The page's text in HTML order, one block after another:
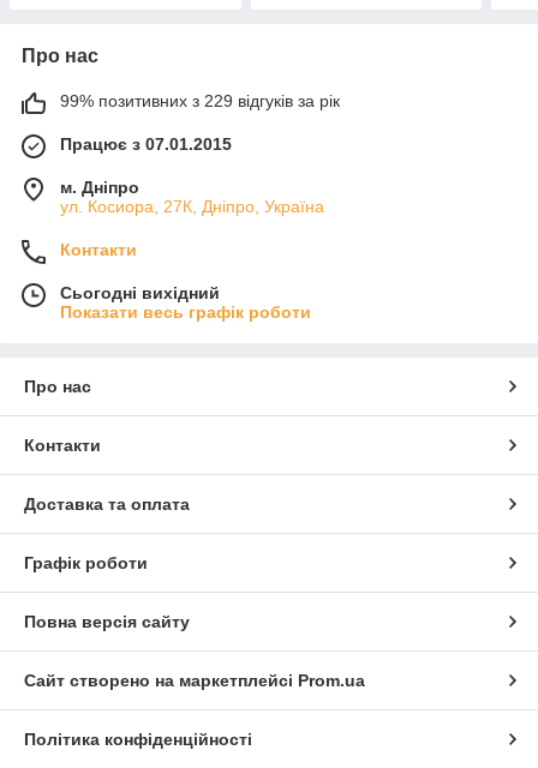
Про нас
99% позитивних з 229 відгуків за рік
Працює з 07.01.2015
м. Дніпро
ул. Косиора, 27К, Дніпро, Україна
Контакти
Сьогодні вихідний
Показати весь графік роботи
Про нас
Контакти
Доставка та оплата
Графік роботи
Повна версія сайту
Сайт створено на маркетплейсі Prom.ua
Політика конфіденційності